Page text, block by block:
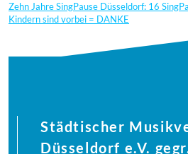
Zehn Jahre SingPause Düsseldorf: 16
Kindern sind vorbei = DANKE
Städtischer
Düsseldorf e.V.